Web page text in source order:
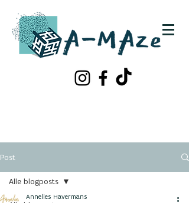
Post
Alle blogposts
Annelies Havermans